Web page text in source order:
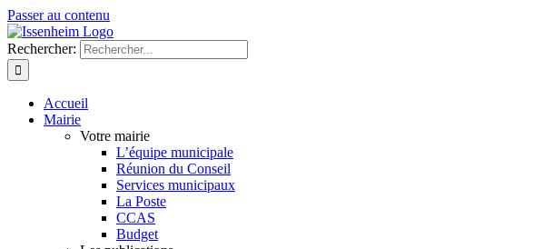
Passer au contenu
Rechercher:
Accueil
Mairie
Votre mairie
L’équipe municipale
Réunion du Conseil
Services municipaux
La Poste
CCAS
Budget